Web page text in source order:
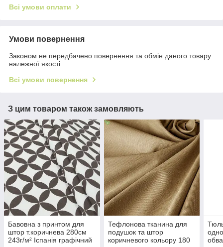
Всі умови оплати
Умови повернення
Законом не передбачено повернення та обмін даного товару
належної якості
Всі умови повернення
З цим товаром також замовляють
Бавовна з принтом для
штор т.коричнева 280см
243г/м² Іспанія графічний
Тефлонова тканина для
подушок та штор
коричневого кольору 180